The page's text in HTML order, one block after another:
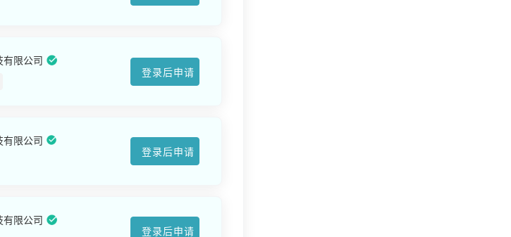
限公司
登录后申请
限公司
登录后申请
限公司
登录后申请